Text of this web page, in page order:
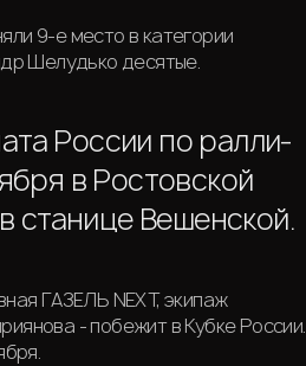
9-е место в категории
Шелудько десятые.
России по ралли-
в Ростовской
станице Вешенской.
ГАЗЕЛЬ NEXT, экипаж
- побежит в Кубке России.